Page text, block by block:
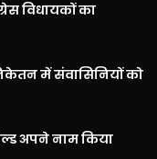
विधायकों का
में संवासिनियों को
अपने नाम किया